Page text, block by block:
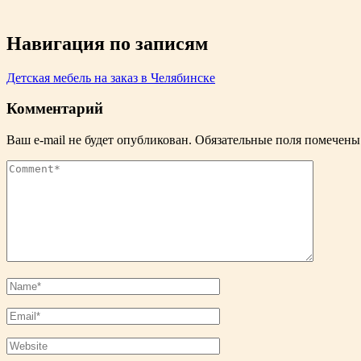
Навигация по записям
Детская мебель на заказ в Челябинске
Комментарий
Ваш e-mail не будет опубликован. Обязательные поля